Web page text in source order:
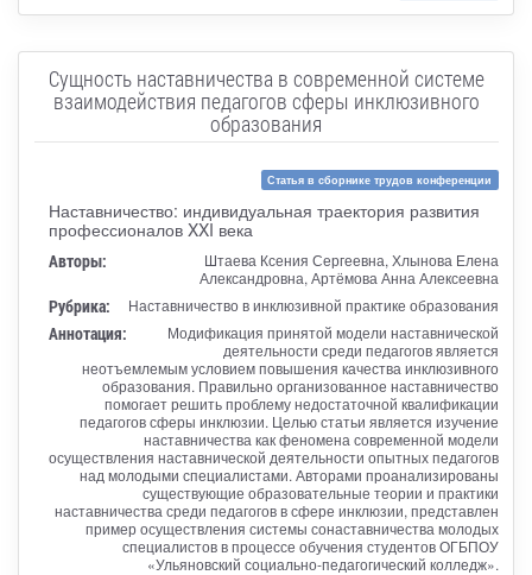
Сущность наставничества в современной системе
взаимодействия педагогов сферы инклюзивного
образования
Статья в сборнике трудов конференции
Наставничество: индивидуальная траектория развития
профессионалов XXI века
Авторы:
Штаева Ксения Сергеевна, Хлынова Елена
Александровна, Артёмова Анна Алексеевна
Рубрика: Наставничество в инклюзивной практике образования
Аннотация:
Модификация принятой модели наставнической
деятельности среди педагогов является
неотъемлемым условием повышения качества инклюзивного
образования. Правильно организованное наставничество
помогает решить проблему недостаточной квалификации
педагогов сферы инклюзии. Целью статьи является изучение
наставничества как феномена современной модели
осуществления наставнической деятельности опытных педагогов
над молодыми специалистами. Авторами проанализированы
существующие образовательные теории и практики
наставничества среди педагогов в сфере инклюзии, представлен
пример осуществления системы сонаставничества молодых
специалистов в процессе обучения студентов ОГБПОУ
«Ульяновский социально-педагогический колледж».